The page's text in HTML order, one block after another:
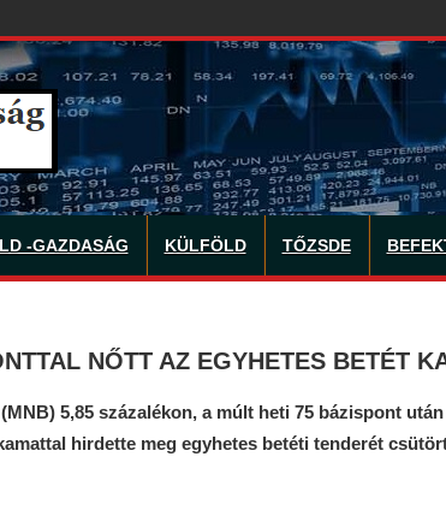
-GAZDASÁG KÜLFÖLD TŐZSDE
NŐTT AZ EGYHETES BETÉT
5,85 százalékon, a múlt heti 75 bázispont
hirdette meg egyhetes betéti tenderét